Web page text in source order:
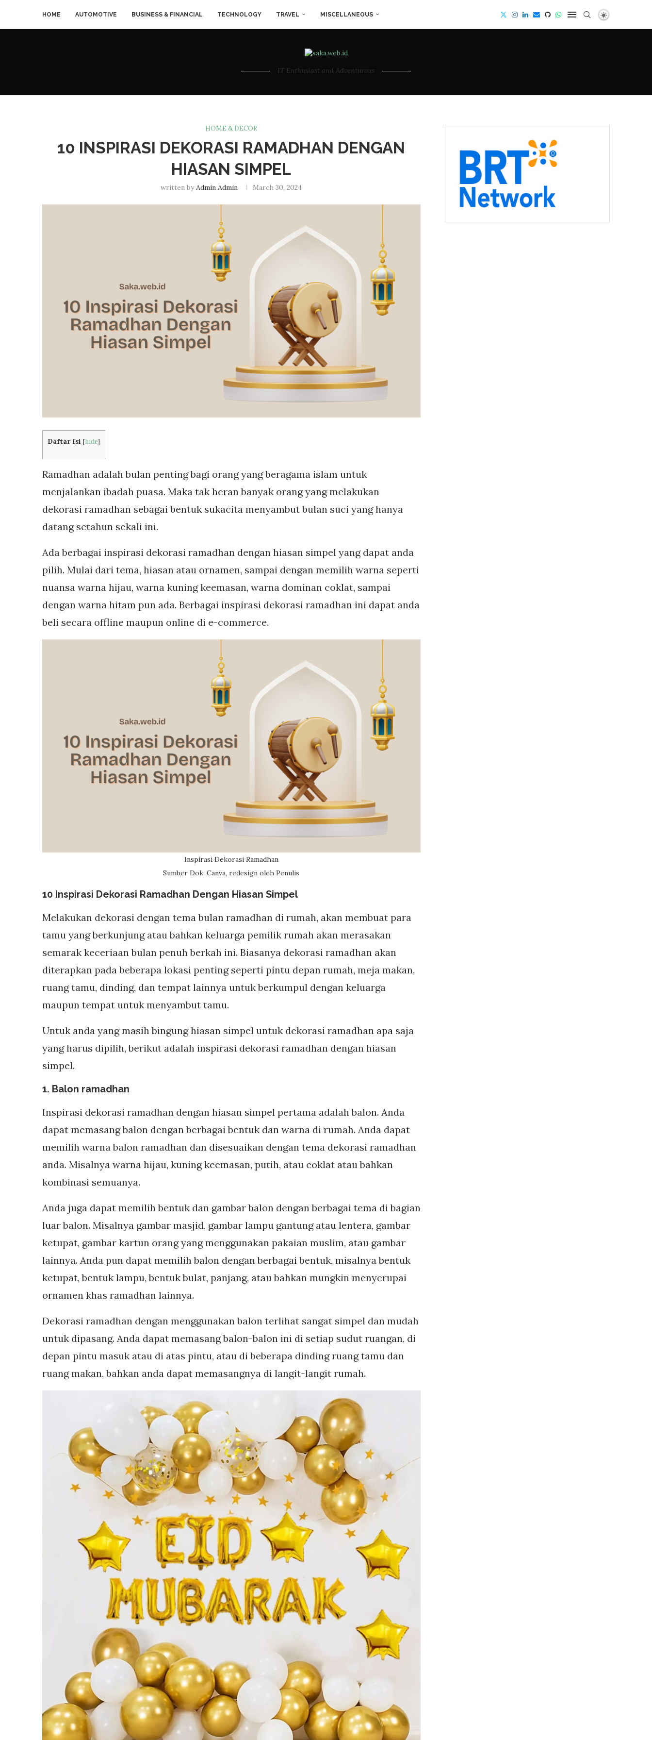
HOME AUTOMOTIVE BUSINESS & FINANCIAL TECHNOLOGY TRAVEL MISCELLANEOUS
IT Enthusiast and Adventurous
HOME & DECOR
10 INSPIRASI DEKORASI RAMADHAN DENGAN
HIASAN SIMPEL
written byAdmin Admin March 30, 2024
Daftar Isi [hide]
Ramadhan adalah bulan penting bagi orang yang beragama islam untuk
menjalankan ibadah puasa. Maka tak heran banyak orang yang melakukan
dekorasi ramadhan sebagai bentuk sukacita menyambut bulan suci yang hanya
datang setahun sekali ini.
Ada berbagai inspirasi dekorasi ramadhan dengan hiasan simpel yang dapat anda
pilih. Mulai dari tema, hiasan atau ornamen, sampai dengan memilih warna seperti
nuansa warna hijau, warna kuning keemasan, warna dominan coklat, sampai
dengan warna hitam pun ada. Berbagai inspirasi dekorasi ramadhan ini dapat anda
beli secara offline maupun online di e-commerce.
Inspirasi Dekorasi Ramadhan
Sumber Dok: Canva, redesign oleh Penulis
10 Inspirasi Dekorasi Ramadhan Dengan Hiasan Simpel
Melakukan dekorasi dengan tema bulan ramadhan di rumah, akan membuat para
tamu yang berkunjung atau bahkan keluarga pemilik rumah akan merasakan
semarak keceriaan bulan penuh berkah ini. Biasanya dekorasi ramadhan akan
diterapkan pada beberapa lokasi penting seperti pintu depan rumah, meja makan,
ruang tamu, dinding, dan tempat lainnya untuk berkumpul dengan keluarga
maupun tempat untuk menyambut tamu.
Untuk anda yang masih bingung hiasan simpel untuk dekorasi ramadhan apa saja
yang harus dipilih, berikut adalah inspirasi dekorasi ramadhan dengan hiasan
simpel.
1. Balon ramadhan
Inspirasi dekorasi ramadhan dengan hiasan simpel pertama adalah balon. Anda
dapat memasang balon dengan berbagai bentuk dan warna di rumah. Anda dapat
memilih warna balon ramadhan dan disesuaikan dengan tema dekorasi ramadhan
anda. Misalnya warna hijau, kuning keemasan, putih, atau coklat atau bahkan
kombinasi semuanya.
Anda juga dapat memilih bentuk dan gambar balon dengan berbagai tema di bagian
luar balon. Misalnya gambar masjid, gambar lampu gantung atau lentera, gambar
ketupat, gambar kartun orang yang menggunakan pakaian muslim, atau gambar
lainnya. Anda pun dapat memilih balon dengan berbagai bentuk, misalnya bentuk
ketupat, bentuk lampu, bentuk bulat, panjang, atau bahkan mungkin menyerupai
ornamen khas ramadhan lainnya.
Dekorasi ramadhan dengan menggunakan balon terlihat sangat simpel dan mudah
untuk dipasang. Anda dapat memasang balon-balon ini di setiap sudut ruangan, di
depan pintu masuk atau di atas pintu, atau di beberapa dinding ruang tamu dan
ruang makan, bahkan anda dapat memasangnya di langit-langit rumah.